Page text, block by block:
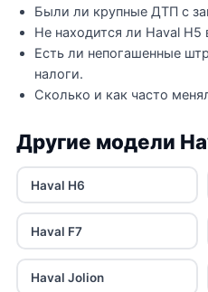
Были ли крупные ДТП с
Не находится ли Haval
Есть ли непогашенные
налоги.
Сколько и как часто
Другие модели
Haval H6
Haval F7
Haval Jolion